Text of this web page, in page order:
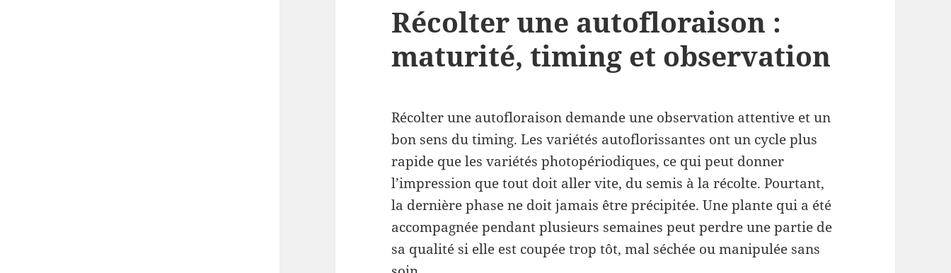
Récolter une autofloraison :
maturité, timing et observation
Récolter une autofloraison demande une observation attentive et un
bon sens du timing. Les variétés autoflorissantes ont un cycle plus
rapide que les variétés photopériodiques, ce qui peut donner
l’impression que tout doit aller vite, du semis à la récolte. Pourtant,
la dernière phase ne doit jamais être précipitée. Une plante qui a été
accompagnée pendant plusieurs semaines peut perdre une partie de
sa qualité si elle est coupée trop tôt, mal séchée ou manipulée sans